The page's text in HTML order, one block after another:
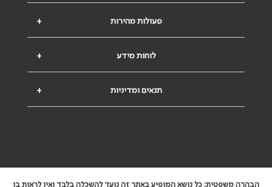
+ פעולות מהירות
+ לוחות מידע
+ תנאים ומדיניות
הבהרה משפטית: כל נושא המופיע באתר זה נועד להשכלה בלבד ואין לראות בו